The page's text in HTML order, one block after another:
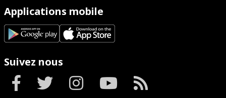
Applications mobile
Suivez nous